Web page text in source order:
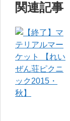
関連記事